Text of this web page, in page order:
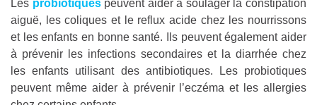
Les probiotiquespeuvent aider à soulager la constipation
aiguë, les coliques et le reflux acide chez les nourrissons
et les enfants en bonne santé. Ils peuvent également aider
à prévenir les infections secondaires et la diarrhée chez
les enfants utilisant des antibiotiques. Les probiotiques
peuvent même aider à prévenir l’eczéma et les allergies